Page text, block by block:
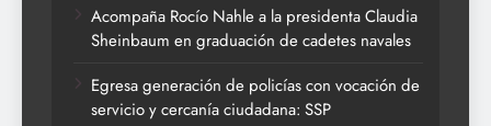
Acompaña Rocío Nahle a la presidenta Claudia
Sheinbaum en graduación de cadetes navales
Egresa generación de policías con vocación de
servicio y cercanía ciudadana: SSP